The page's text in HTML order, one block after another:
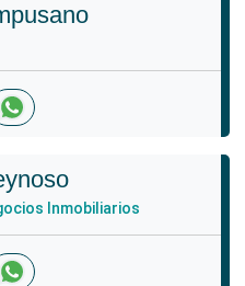
Inmobiliarios